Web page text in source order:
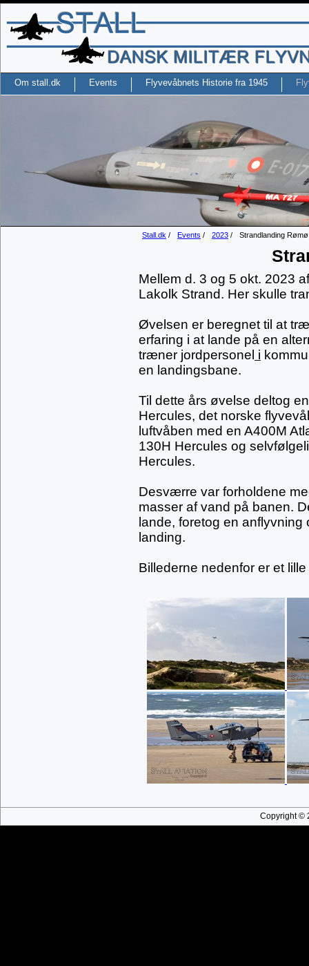
Om stall.dk Events Flyvevåbnets Historie fra 1945
Stall.dk / Events / 2023 / Strandlanding Rømø
Mellem d. 3 og 5 okt. 2023
Lakolk Strand. Her skulle
Øvelsen er beregnet til at
erfaring i at lande på en
træner jordpersonel i
en landingsbane.
Til dette års øvelse deltog
Hercules, det norske
luftvåben med en A400M
130H Hercules og
Hercules.
Desværre var forholdene
masser af vand på banen.
lande, foretog en
landing.
Billederne nedenfor er et
Copyright ©